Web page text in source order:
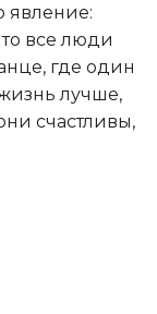
явление:
все люди
где один
лучше,
счастливы,